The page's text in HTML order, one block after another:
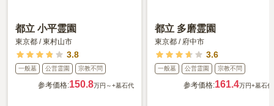
都立 小平霊園
東京都 /東村山市
3.8
一般墓 公営霊園 宗教不問
参考価格:150.8万円～+墓石代
都立 多磨霊園
東京都 / 府中市
3.6
一般墓 公営霊園 宗教不問
参考価格:161.4万円+墓石代